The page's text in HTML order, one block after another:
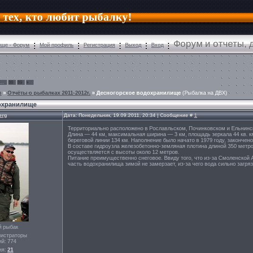
кто любит рыбалку!
- Форум Мой профиль Регистрация Выход Вход Форум и отчеты,
… 88 89 »
»Отчёты о рыбалках 2011-2012г. »Десногорское водохранилище (Рыбалка на ДВХ)
Дата: Понедельник, 19.09.2011, 20:34 | Сообщение #1
рыбак
774
21
Территориально расположено в Рославльском, Починковском и
Длина — 44 км, максимальная ширина — 3 км, площадь зеркала 44 кв.
береговой линии 134 км. Наполнение было начато в 1979 году, закончено
В составе гидроузла железобетонно-земляная плотина длиной 350
осуществляется с высоты около 12 метров.
Питание преимущественно снеговое. Ввиду того, что из-за
часть водохранилища зимой не замерзает, из-за чего вода сильно